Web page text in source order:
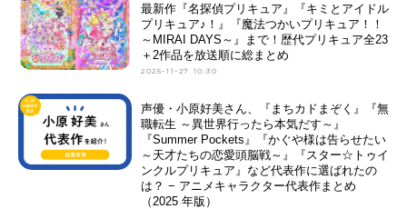
最新作『名探偵プリキュア』『キミとアイドル
プリキュア♪！』『魔法つかいプリキュア！！
～MIRAI DAYS～』まで！歴代プリキュア全23
＋2作品を放送順に総まとめ
2025-11-27 10:30
声優・小原好美さん、『まちカドまぞく』『無
職転生 ～異世界行ったら本気だす～』
『Summer Pockets』『かぐや様は告らせたい
～天才たちの恋愛頭脳戦～』『スター☆トゥイ
ンクルプリキュア』など代表作に選ばれたの
は？ − アニメキャラクター代表作まとめ
（2025 年版）